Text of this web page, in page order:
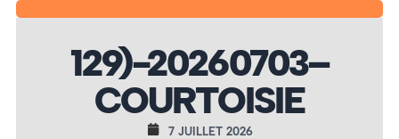
129)-20260703–
COURTOISIE
7 JUILLET 2026